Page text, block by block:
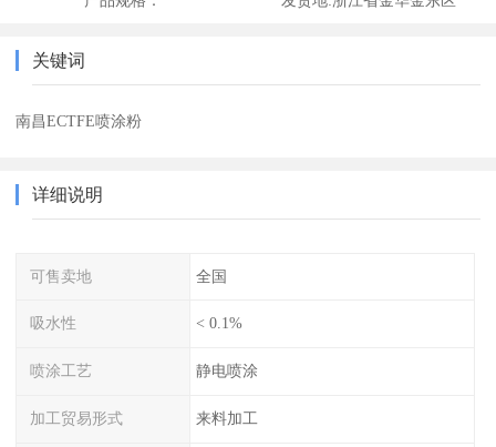
关键词
南昌ECTFE喷涂粉
详细说明
可售卖地 全国
吸水性 < 0.1%
喷涂工艺 静电喷涂
加工贸易形式 来料加工